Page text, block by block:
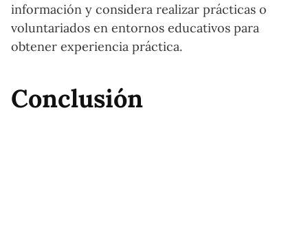
información y considera realizar prácticas o
voluntariados en entornos educativos para
obtener experiencia práctica.
Conclusión